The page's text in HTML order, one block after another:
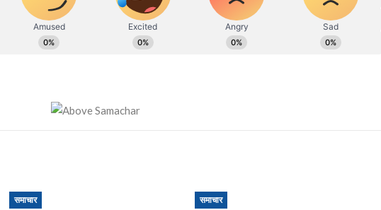
समाचार समाचार